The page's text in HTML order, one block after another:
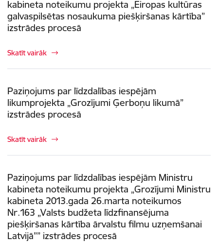
kabineta noteikumu projekta „Eiropas kultūras
galvaspilsētas nosaukuma piešķiršanas kārtība”
izstrādes procesā
Skatīt vairāk
Paziņojums par līdzdalības iespējām
likumprojekta „Grozījumi Ģerboņu likumā”
izstrādes procesā
Skatīt vairāk
Paziņojums par līdzdalības iespējām Ministru
kabineta noteikumu projekta „Grozījumi Ministru
kabineta 2013.gada 26.marta noteikumos
Nr.163 „Valsts budžeta līdzfinansējuma
piešķiršanas kārtība ārvalstu filmu uzņemšanai
Latvijā”” izstrādes procesā